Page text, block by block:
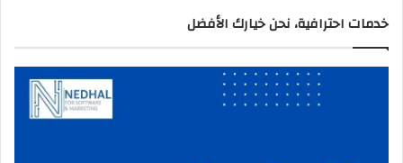
خدمات احترافية، نحن خيارك الأفضل